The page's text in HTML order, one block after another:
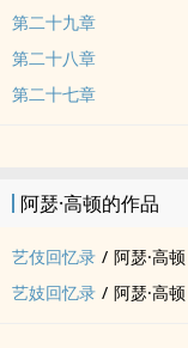
第二十九章
第二十八章
第二十七章
阿瑟·高顿的作品
艺伎回忆录 / 阿瑟·高顿
艺妓回忆录 / 阿瑟·高顿